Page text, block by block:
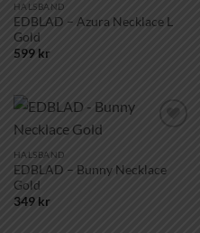
HALSBAND
EDBLAD – Azura Necklace L
Gold
599 kr
HALSBAND
EDBLAD – Bunny Necklace
Gold
349 kr